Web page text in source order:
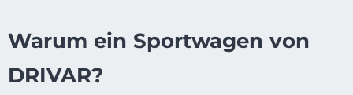
Warum ein Sportwagen von
DRIVAR?